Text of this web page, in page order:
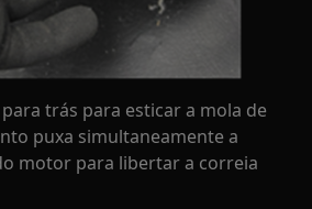
trás para esticar a mola de
puxa simultaneamente a
motor para libertar a correia